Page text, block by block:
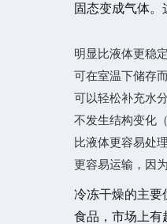
固态变成气体
明显比液体更稳定
可在室温下储存
可以轻松补充水
不发生结构变化
比液体更容易处
更容易运输，因
冷冻干燥的主要
食品，市场上有